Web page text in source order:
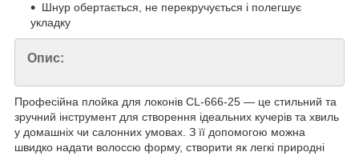
Шнур обертається, не перекручується і полегшує
укладку
Опис:
Професійна плойка для локонів CL-666-25 — це стильний та
зручний інструмент для створення ідеальних кучерів та хвиль
у домашніх чи салонних умовах. З її допомогою можна
швидко надати волоссю форму, створити як легкі природні